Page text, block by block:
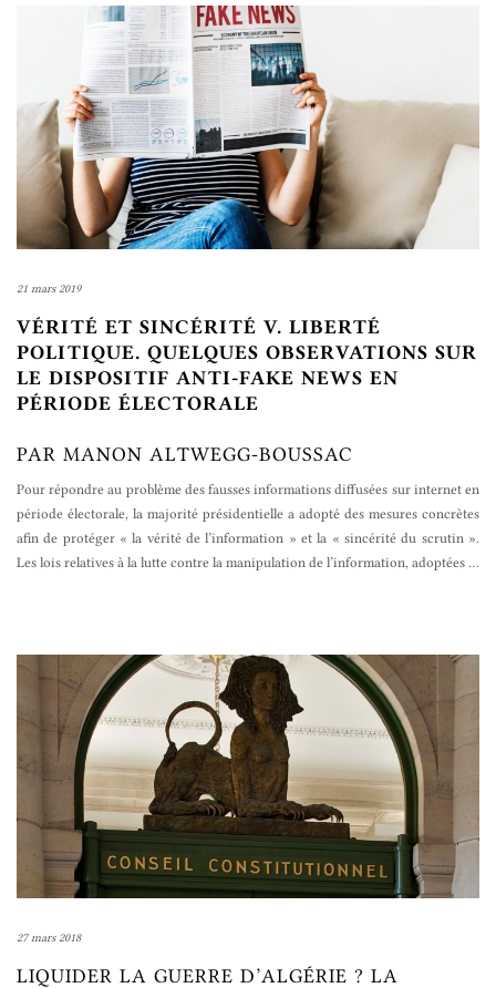
21 mars 2019
VÉRITÉ ET SINCÉRITÉ V. LIBERTÉ
POLITIQUE. QUELQUES OBSERVATIONS SUR
LE DISPOSITIF ANTI-FAKE NEWS EN
PÉRIODE ÉLECTORALE
PAR MANON ALTWEGG-BOUSSAC
Pour répondre au problème des fausses informations diffusées sur internet en
période électorale, la majorité présidentielle a adopté des mesures concrètes
afin de protéger « la vérité de l’information » et la « sincérité du scrutin ».
Les lois relatives à la lutte contre la manipulation de l’information, adoptées …
27 mars 2018
LIQUIDER LA GUERRE D’ALGÉRIE ? LA